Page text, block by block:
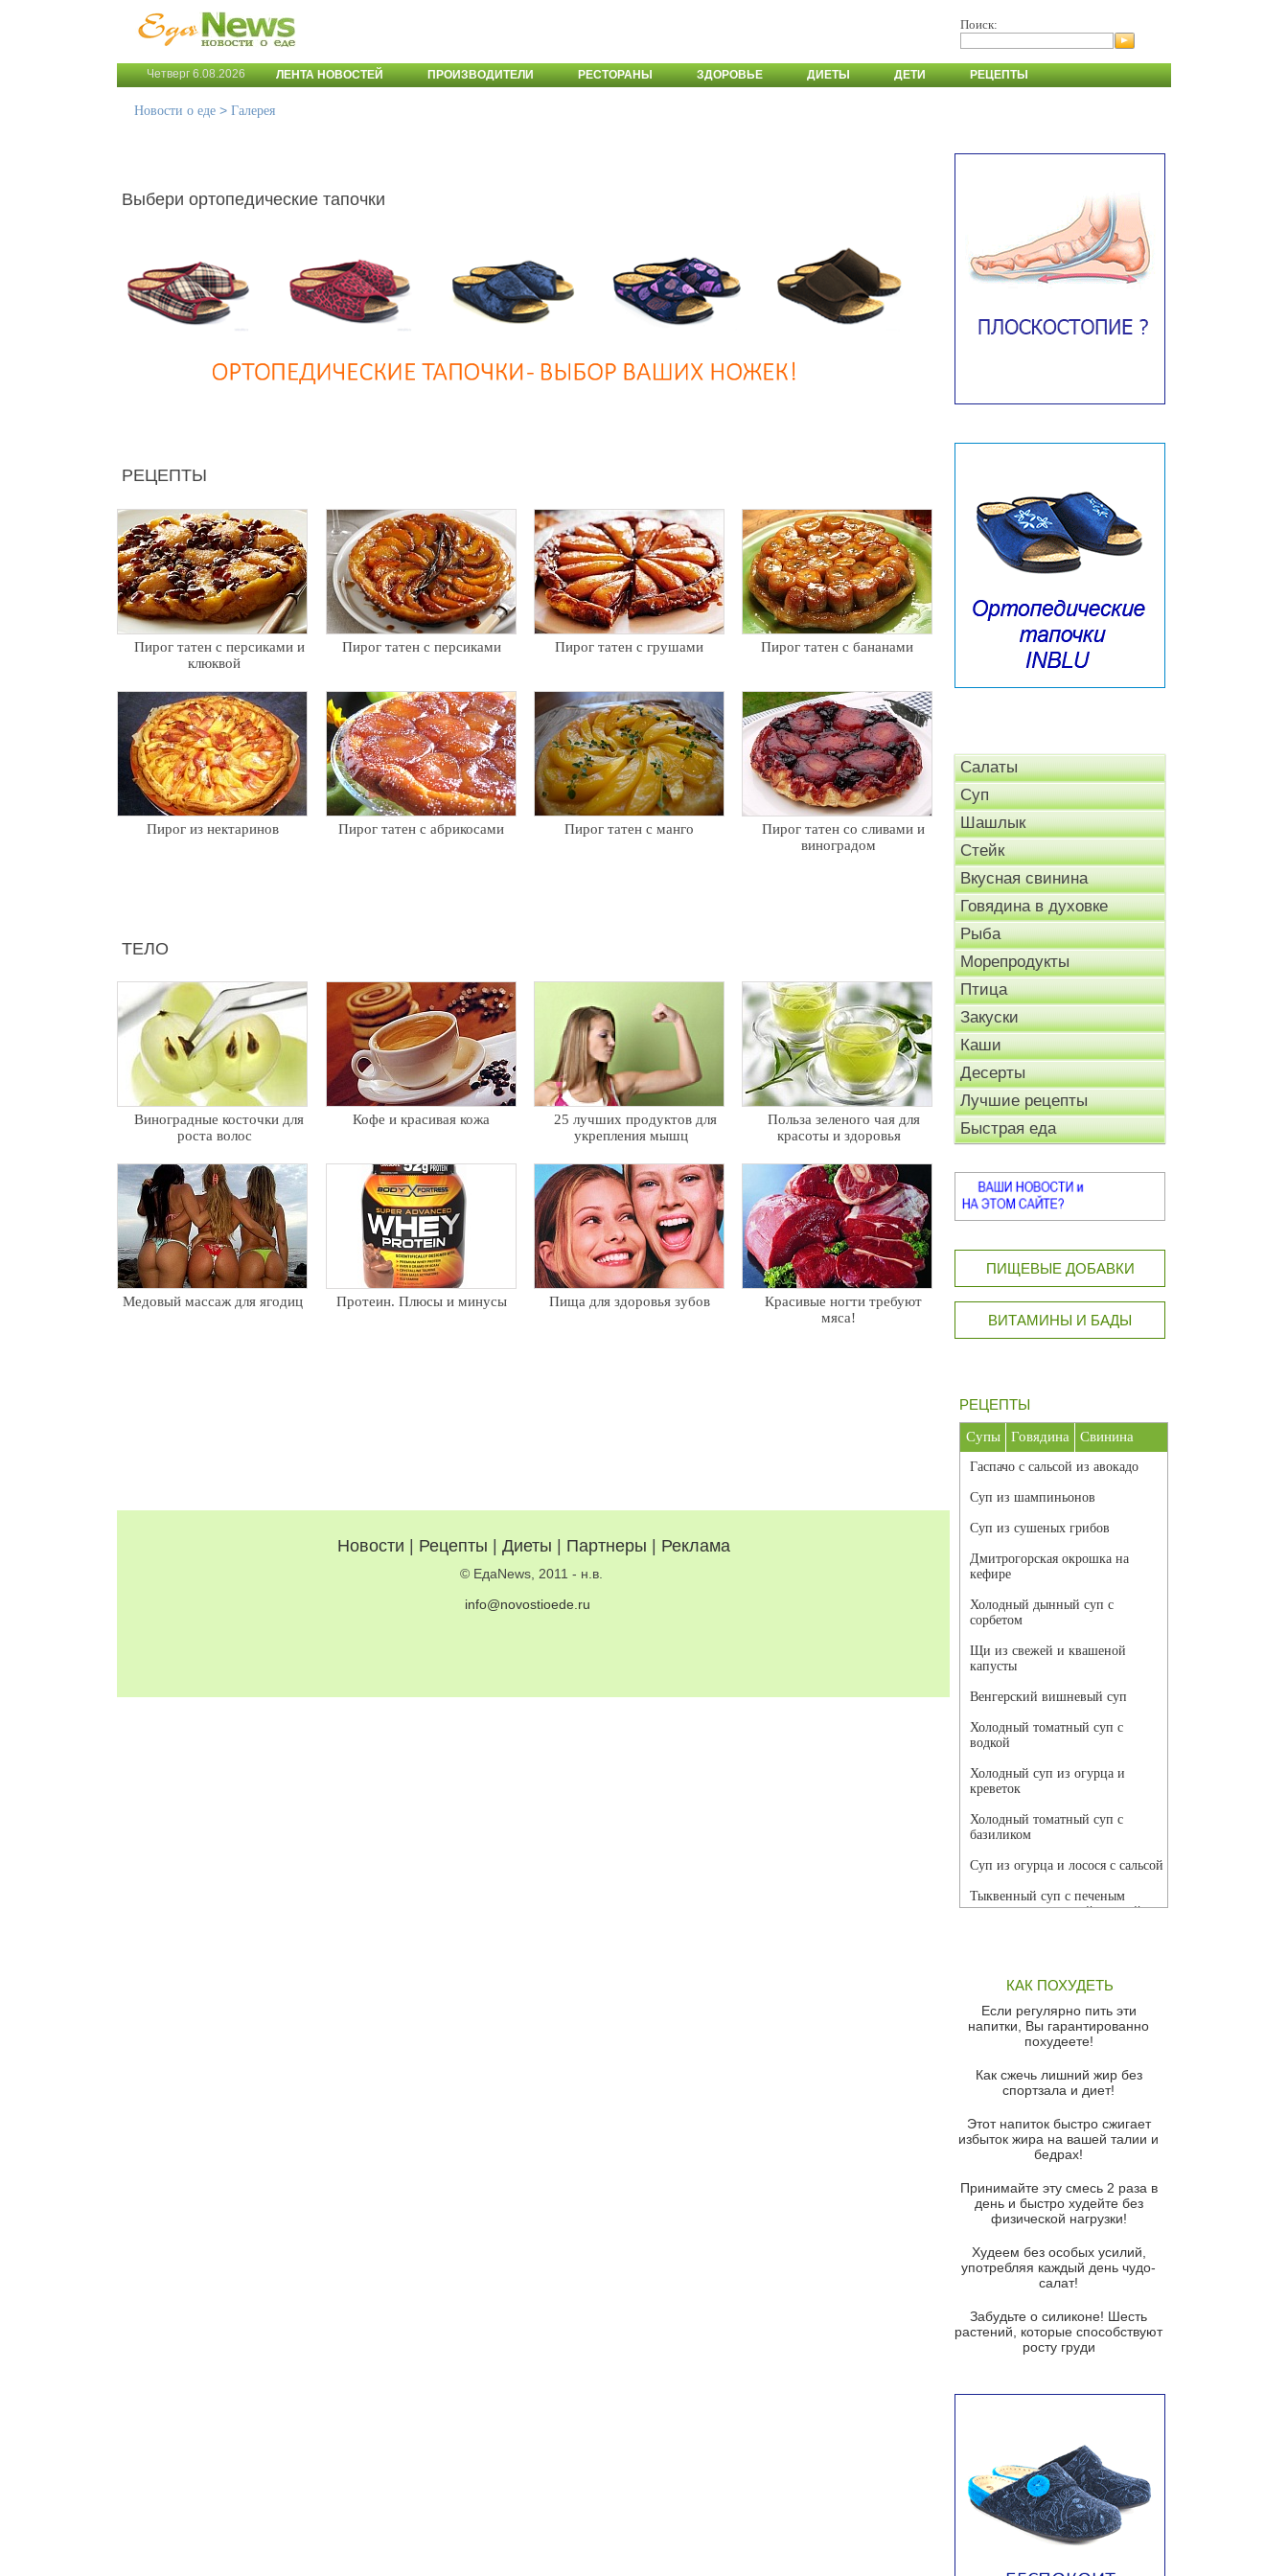
Поиск:
Четверг 6.08.2026 ЛЕНТА НОВОСТЕЙ ПРОИЗВОДИТЕЛИ РЕСТОРАНЫ ЗДОРОВЬЕ ДИЕТЫ ДЕТИ РЕЦЕПТЫ
Новости о еде > Галерея
Выбери ортопедические тапочки
РЕЦЕПТЫ
Пирог татен с персиками и
клюквой
Пирог татен с персиками Пирог татен с грушами Пирог татен с бананами
Пирог из нектаринов Пирог татен с абрикосами Пирог татен с манго
Пирог татен со сливами и
виноградом
ТЕЛО
Виноградные косточки для
роста волос
Кофе и красивая кожа
25 лучших продуктов для
укрепления мышц
Польза зеленого чая для
красоты и здоровья
Медовый массаж для ягодиц Протеин. Плюсы и минусы Пища для здоровья зубов
Красивые ногти требуют
мяса!
Новости Рецепты Диеты Партнеры Реклама
© ЕдаNews, 2011 - н.в.
info@novostioede.ru
Салаты
Суп
Шашлык
Стейк
Вкусная свинина
Говядина в духовке
Рыба
Морепродукты
Птица
Закуски
Каши
Десерты
Лучшие рецепты
Быстрая еда
ПИЩЕВЫЕ ДОБАВКИ
ВИТАМИНЫ И БАДЫ
РЕЦЕПТЫ
Супы Говядина Свинина
Гаспачо с сальсой из авокадо
Суп из шампиньонов
Суп из сушеных грибов
Дмитрогорская окрошка на
кефире
Холодный дынный суп с
сорбетом
Щи из свежей и квашеной
капусты
Венгерский вишневый суп
Холодный томатный суп с
водкой
Холодный суп из огурца и
креветок
Холодный томатный суп с
базиликом
Суп из огурца и лосося с сальсой
Тыквенный суп с печеным
чесноком и томатной сальсой
красного перца
Парижский луковый суп
Суп из спаржи и горошка с
Суп-крем из цветной капусты
Французский луковый суп
Суп из баклажанов с моцареллой
Грибной крем-суп с кростини с
козьим сыром
Суп мисо с зеленым луком и
тофу
из рукколы
Португальский чесночный суп с
Ирландский картофельный суп
Суп из пастернака
Пряный морковный суп во время
зимних холодов
КАК ПОХУДЕТЬ
Если регулярно пить эти
напитки, Вы гарантированно
похудеете!
Как сжечь лишний жир без
спортзала и диет!
Этот напиток быстро сжигает
избыток жира на вашей талии и
бедрах!
Принимайте эту смесь 2 раза в
день и быстро худейте без
физической нагрузки!
Худеем без особых усилий,
употребляя каждый день чудо-
салат!
Забудьте о силиконе! Шесть
растений, которые способствуют
росту груди